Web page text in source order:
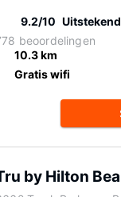
9.2/10 Uitstekend
beoordelingen
10.3 km
Gratis wifi
by Hilton